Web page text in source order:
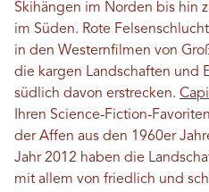
Skihängen im Norden bis hin
im Süden. Rote
in den Westernfilmen von
die kargen Landschaften und
südlich davon erstrecken.
Ihren Science-Fiction-
der Affen aus den 1960er
Jahr 2012 haben die
mit allem von friedlich und